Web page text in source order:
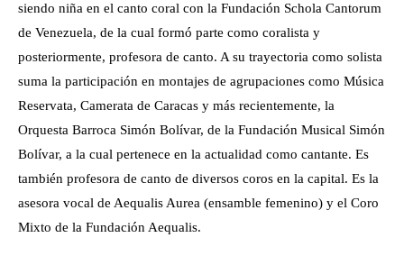
siendo niña en el canto coral con la Fundación Schola Cantorum
de Venezuela, de la cual formó parte como coralista y
posteriormente, profesora de canto. A su trayectoria como solista
suma la participación en montajes de agrupaciones como Música
Reservata, Camerata de Caracas y más recientemente, la
Orquesta Barroca Simón Bolívar, de la Fundación Musical Simón
Bolívar, a la cual pertenece en la actualidad como cantante. Es
también profesora de canto de diversos coros en la capital. Es la
asesora vocal de Aequalis Aurea (ensamble femenino) y el Coro
Mixto de la Fundación Aequalis.